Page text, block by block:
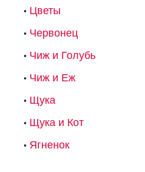
Цветы
Червонец
Чиж и Голубь
Чиж и Еж
Щука
Щука и Кот
Ягненок